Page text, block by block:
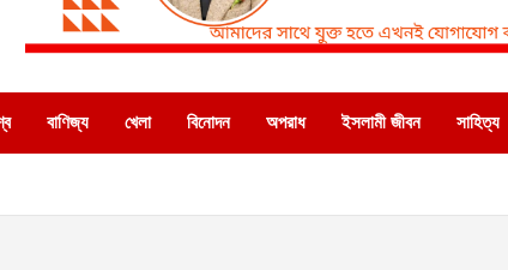
বাণিজ্য খেলা বিনোদন অপরাধ ইসলামী জীবন সাহিত্য